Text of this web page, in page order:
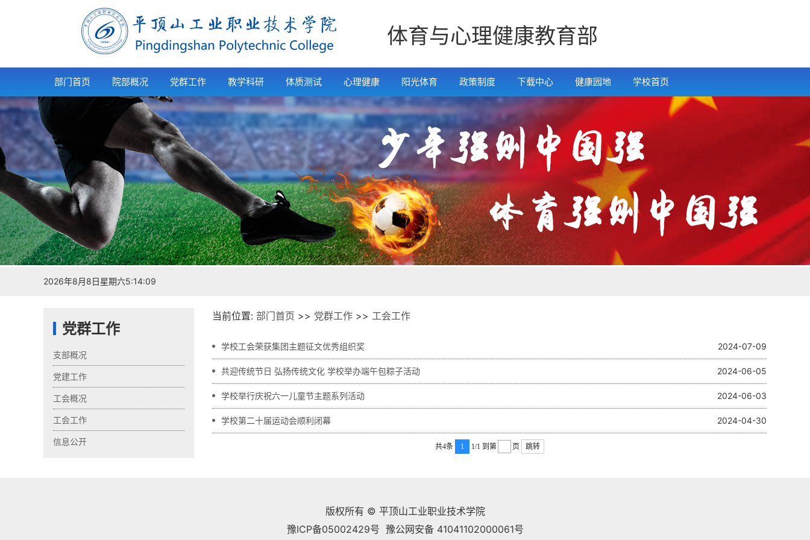
体育与心理健康教育部
部门首页 院部概况 党群工作 教学科研 体质测试 心理健康 阳光体育 政策制度 下载中心 健康园地 学校首页
2026年8月8日星期六5:14:10
党群工作
支部概况
党建工作
工会概况
工会工作
信息公开
当前位置: 部门首页 >> 党群工作 >> 工会工作
学校工会荣获集团主题征文优秀组织奖 2024-07-09
共迎传统节日 弘扬传统文化 学校举办端午包粽子活动 2024-06-05
学校举行庆祝六一儿童节主题系列活动 2024-06-03
学校第二十届运动会顺利闭幕 2024-04-30
共4条 1 1/1 到第 页 跳转
版权所有 © 平顶山工业职业技术学院
豫ICP备05002429号 豫公网安备 41041102000061号